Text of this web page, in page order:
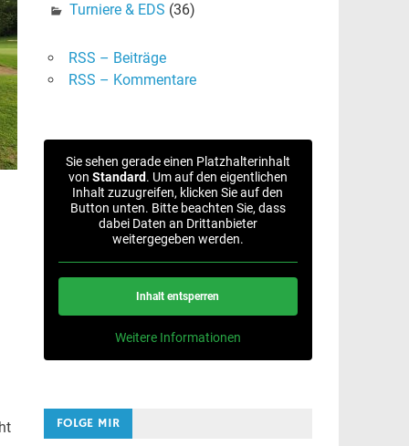
Turniere & EDS (36)
RSS – Beiträge
RSS – Kommentare
Sie sehen gerade einen Platzhalterinhalt
von Standard. Um auf den eigentlichen
Inhalt zuzugreifen, klicken Sie auf den
Button unten. Bitte beachten Sie, dass
dabei Daten an Drittanbieter
weitergegeben werden.
Inhalt entsperren
Weitere Informationen
FOLGE MIR